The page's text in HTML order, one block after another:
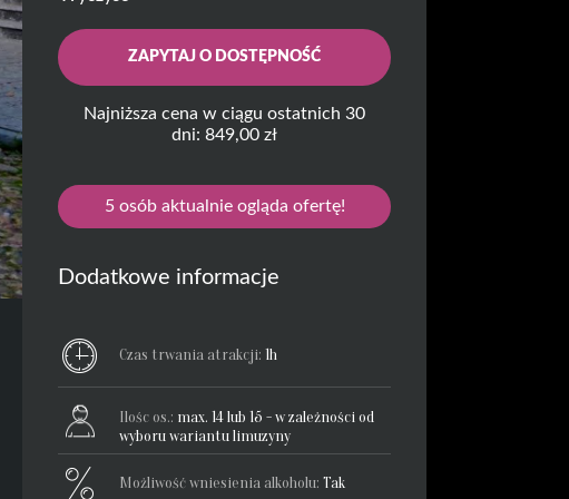
ZAPYTAJ O DOSTĘPNOŚĆ
Najniższa cena w ciągu ostatnich 30
dni: 849,00 zł
5osób aktualnie ogląda ofertę!
Dodatkowe informacje
Czas trwania atrakcji:1h
Ilośc os.: max. 14 lub 15 - w zależności od
wyboru wariantu limuzyny
Możliwość wniesienia alkoholu:Tak